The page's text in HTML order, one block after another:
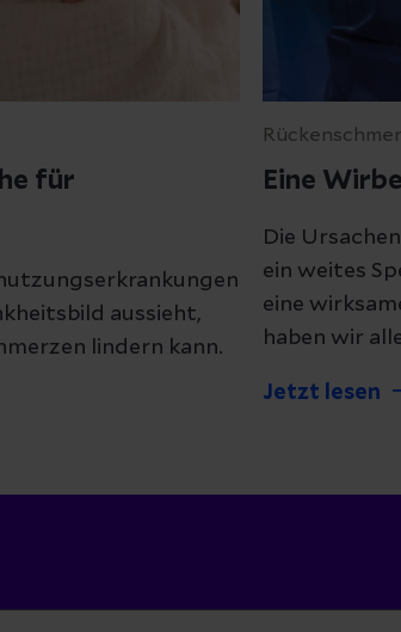
für
aussieht,
lindern kann.
Eine
Die
ein weites
eine
haben wir
Jetzt lesen